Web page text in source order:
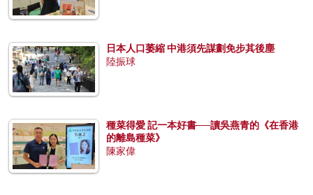
日本人口萎縮 中港須先謀劃免步其後塵
陸振球
種菜得愛 記一本好書──讀吳燕青的《在香港
的離島種菜》
陳家偉